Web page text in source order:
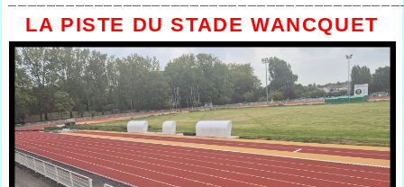
LA PISTE DU STADE WANCQUET